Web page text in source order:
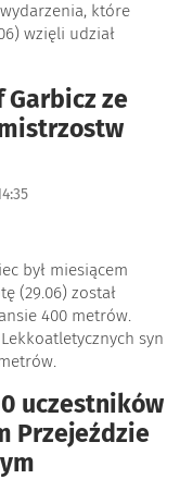
które
wzięli udział
ze
był miesiącem
(29.06) został
400 metrów.
syn
uczestników
Przejeździe